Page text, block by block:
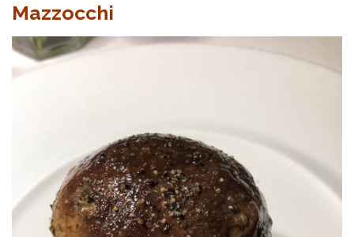
Mazzocchi